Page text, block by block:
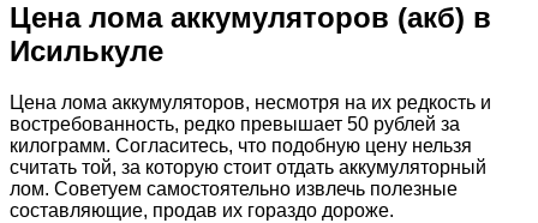
Цена лома аккумуляторов (акб) в
Исилькуле
Цена лома аккумуляторов, несмотря на их редкость и
востребованность, редко превышает 50 рублей за
килограмм. Согласитесь, что подобную цену нельзя
считать той, за которую стоит отдать аккумуляторный
лом. Советуем самостоятельно извлечь полезные
составляющие, продав их гораздо дороже.